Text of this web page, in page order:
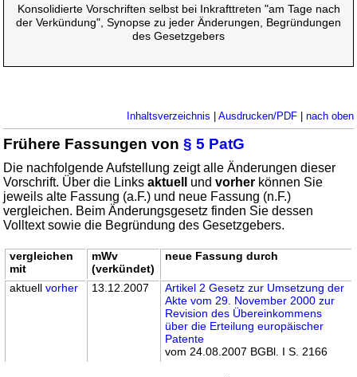
Konsolidierte Vorschriften selbst bei Inkrafttreten "am Tage nach
der Verkündung", Synopse zu jeder Änderungen, Begründungen
des Gesetzgebers
Inhaltsverzeichnis Ausdrucken/PDF| nach oben
Frühere Fassungen von§ 5 PatG
Die nachfolgende Aufstellung zeigt alle Änderungen dieser
Vorschrift. Über die Linksaktuell undvorher können Sie
jeweils alte Fassung (a.F.) und neue Fassung (n.F.)
vergleichen. Beim Änderungsgesetz finden Sie dessen
Volltext sowie die Begründung des Gesetzgebers.
vergleichen
mit
mWv
(verkündet)
neue Fassung durch
aktuellvorher 13.12.2007
Artikel 2 Gesetz zur Umsetzung der
Akte vom 29. November 2000 zur
Revision des Übereinkommens
über die Erteilung europäischer
Patente
vom 24.08.2007 BGBl. I S. 2166